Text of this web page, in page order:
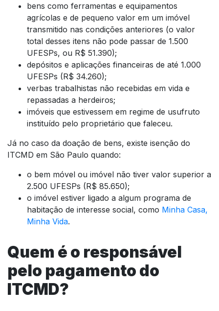
bens como ferramentas e equipamentos
agrícolas e de pequeno valor em um imóvel
transmitido nas condições anteriores (o valor
total desses itens não pode passar de 1.500
UFESPs, ou R$ 51.390);
depósitos e aplicações financeiras de até 1.000
UFESPs (R$ 34.260);
verbas trabalhistas não recebidas em vida e
repassadas a herdeiros;
imóveis que estivessem em regime de usufruto
instituído pelo proprietário que faleceu.
Já no caso da doação de bens, existe isenção do
ITCMD em São Paulo quando:
o bem móvel ou imóvel não tiver valor superior a
2.500 UFESPs (R$ 85.650);
o imóvel estiver ligado a algum programa de
habitação de interesse social, como Minha Casa,
Minha Vida.
Quem é o responsável
pelo pagamento do
ITCMD?